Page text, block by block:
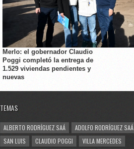
Merlo: el gobernador Claudio
Poggi completó la entrega de
1.529 viviendas pendientes y
nuevas
TEMAS
ALBERTO RODRÍGUEZ SAÁ
ADOLFO RODRÍGUEZ SAÁ
SAN LUIS
CLAUDIO POGGI
VILLA MERCEDES